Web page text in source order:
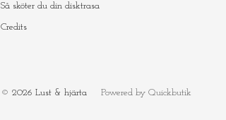
Så sköter du din disktrasa
Credits
© 2026 Lust & hjärta Powered by Quickbutik